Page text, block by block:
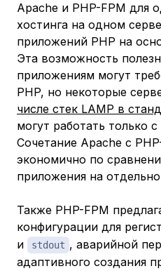
Apache и PHP-FPM для
хостинга на одном
приложений PHP на
Эта возможность
приложениям могут
PHP, но некоторые
числе стек LAMP в
могут работать только
Сочетание Apache с
экономично по
приложения на
Также PHP-FPM
конфигурации для
и stdout , аварийной
адаптивного создания